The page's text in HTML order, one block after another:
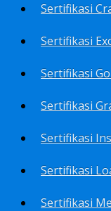
Sertifikasi
Sertifikasi
Sertifikasi
Sertifikasi
Sertifikasi
Sertifikasi
Sertifikasi